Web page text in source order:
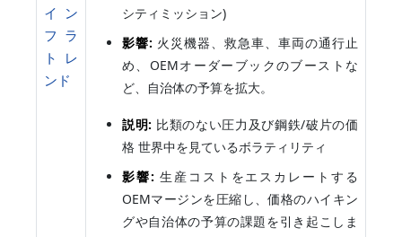
イン
フラ
トレ
ンド
シティミッション)
影響: 火災機器、救急車、車両の通行止
め、OEMオーダーブックのブーストな
ど、自治体の予算を拡大。
説明: 比類のない圧力及び鋼鉄/破片の価
格 世界中を見ているボラティリティ
影響: 生産コストをエスカレートする
OEMマージンを圧縮し、価格のハイキン
グや自治体の予算の課題を引き起こしま